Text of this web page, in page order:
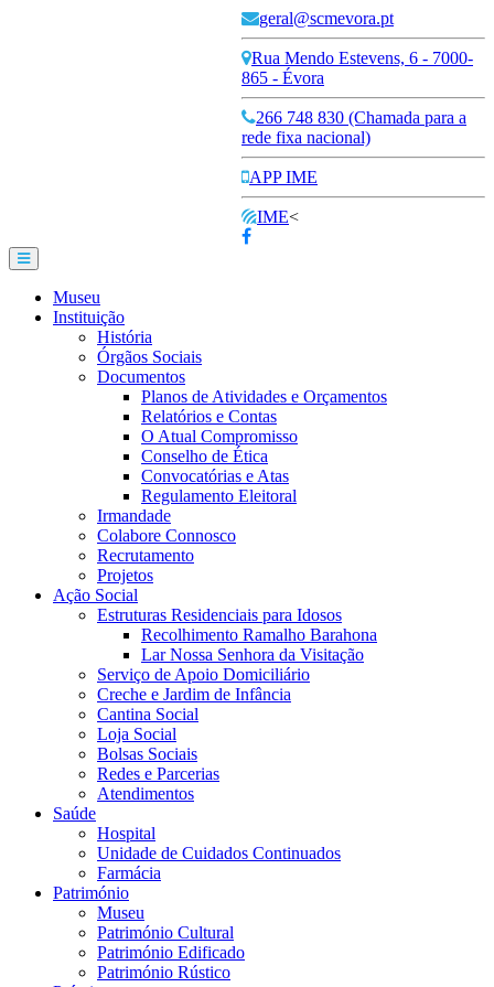
geral@scmevora.pt
Rua Mendo Estevens, 6 - 7000-
865 - Évora
266 748 830 (Chamada para a
rede fixa nacional)
APP IME
IME<
Museu
Instituição
História
Órgãos Sociais
Documentos
Planos de Atividades e Orçamentos
Relatórios e Contas
O Atual Compromisso
Conselho de Ética
Convocatórias e Atas
Regulamento Eleitoral
Irmandade
Colabore Connosco
Recrutamento
Projetos
Ação Social
Estruturas Residenciais para Idosos
Recolhimento Ramalho Barahona
Lar Nossa Senhora da Visitação
Serviço de Apoio Domiciliário
Creche e Jardim de Infância
Cantina Social
Loja Social
Bolsas Sociais
Redes e Parcerias
Atendimentos
Saúde
Hospital
Unidade de Cuidados Continuados
Farmácia
Património
Museu
Património Cultural
Património Edificado
Património Rústico